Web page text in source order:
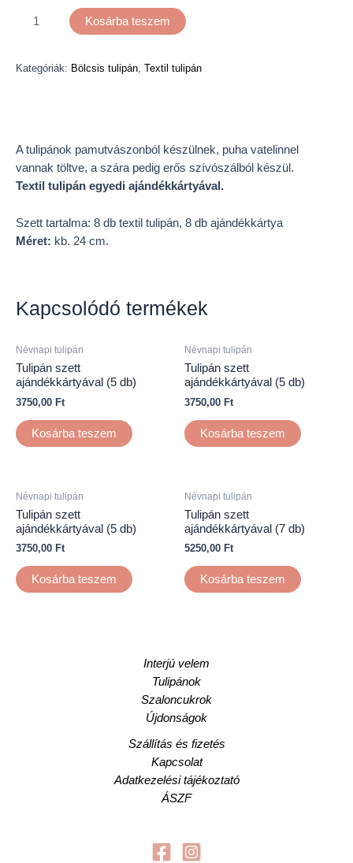
Kosárba teszem
Kategóriák: Bölcsis tulipán, Textil tulipán
A tulipánok pamutvászonból készülnek, puha vatelinnel
vannak töltve, a szára pedig erős szívószálból készül.
Textil tulipán egyedi ajándékkártyával.
Szett tartalma: 8 db textil tulipán, 8 db ajándékkártya
Méret: kb. 24 cm.
Kapcsolódó termékek
Névnapi tulipán
Tulipán szett
ajándékkártyával (5 db)
3750,00 Ft
Kosárba teszem
Névnapi tulipán
Tulipán szett
ajándékkártyával (5 db)
3750,00 Ft
Kosárba teszem
Névnapi tulipán
Tulipán szett
ajándékkártyával (5 db)
3750,00 Ft
Kosárba teszem
Névnapi tulipán
Tulipán szett
ajándékkártyával (7 db)
5250,00 Ft
Kosárba teszem
Interjú velem
Tulipánok
Szaloncukrok
Újdonságok
Szállítás és fizetés
Kapcsolat
Adatkezelési tájékoztató
ÁSZF